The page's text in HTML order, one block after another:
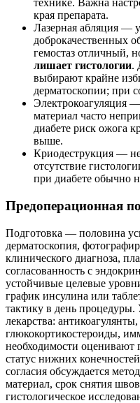
технике. Важна
края препарата.
Лазерная абляция —
доброкачественных
гемостаз отличный,
лишает гистологии.
выбирают крайне
дерматоскопии; при
Электрокоагуляция
материал часто
диабете риск ожога
выше.
Криодеструкция —
отсутствие
при диабете обычно
Предоперационная
Подготовка — половина
дерматоскопия,
клинического диагноза,
согласованность с
устойчивые целевые
график инсулина или
тактику в день
лекарства:
глюкокортикостероиды,
необходимости оценивают
статус нижних
согласия обсуждается
материал, срок снятия
гистологическое